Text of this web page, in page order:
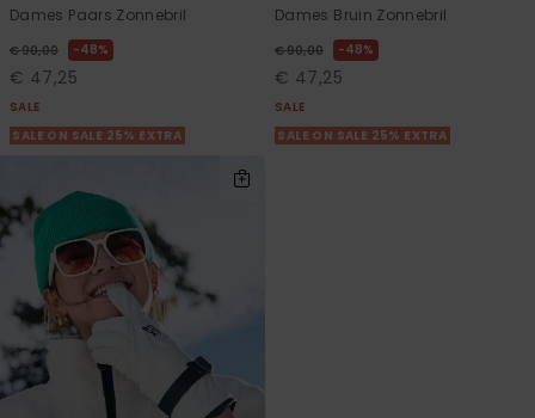
Dames Paars Zonnebril
€ 90,00 48%
€ 47,25
SALE
SALE ON SALE 25% EXTRA
Dames Bruin Zonnebril
€ 90,00 48%
€ 47,25
SALE
SALE ON SALE 25% EXTRA